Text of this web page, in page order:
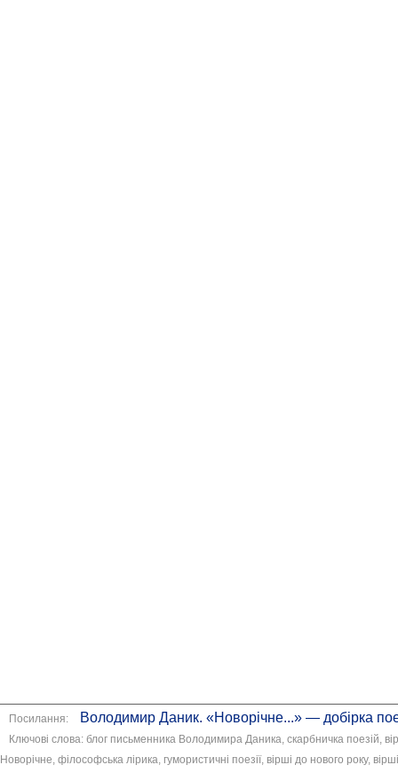
Посилання: Володимир Даник. «Новорічне...» — добірка
Ключові слова: блог письменника Володимира Даника, скарбничка поезій,
Новорічне, філософська лірика, гумористичні поезії, вірші до нового року,